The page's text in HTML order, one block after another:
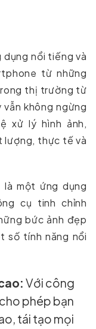
nổi tiếng và
từ những
thị trường từ
vẫn không ngừng
xử lý hình ảnh,
lượng, thực tế và
là một ứng dụng
cụ tinh chỉnh
bức ảnh đẹp
số tính năng nổi
Với công
phép bạn
tái tạo mọi